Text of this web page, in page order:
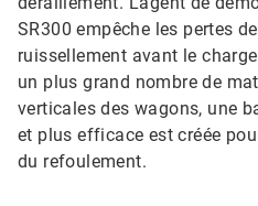
SR300 empêche les pertes
ruissellement avant le
un plus grand nombre de
verticales des wagons, une
et plus efficace est créée
du refoulement.